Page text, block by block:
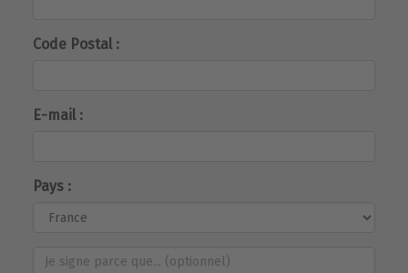
Code Postal :
E-mail :
Pays :